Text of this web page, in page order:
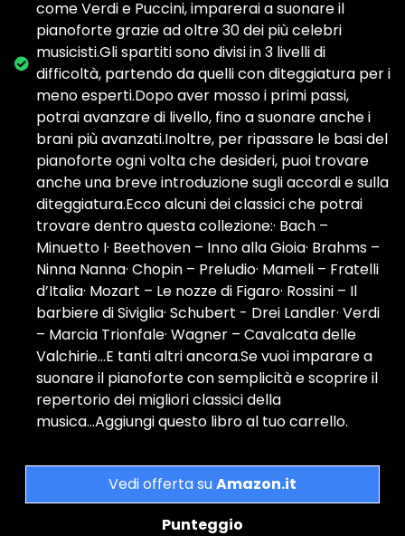
come Verdi e Puccini, imparerai a suonare il
pianoforte grazie ad oltre 30 dei più celebri
musicisti.Gli spartiti sono divisi in 3 livelli di
difficoltà, partendo da quelli con diteggiatura per i
meno esperti.Dopo aver mosso i primi passi,
potrai avanzare di livello, fino a suonare anche i
brani più avanzati.Inoltre, per ripassare le basi del
pianoforte ogni volta che desideri, puoi trovare
anche una breve introduzione sugli accordi e sulla
diteggiatura.Ecco alcuni dei classici che potrai
trovare dentro questa collezione:· Bach –
Minuetto I· Beethoven – Inno alla Gioia· Brahms –
Ninna Nanna· Chopin – Preludio· Mameli – Fratelli
d’Italia· Mozart – Le nozze di Figaro· Rossini – Il
barbiere di Siviglia· Schubert - Drei Landler· Verdi
– Marcia Trionfale· Wagner – Cavalcata delle
Valchirie...E tanti altri ancora.Se vuoi imparare a
suonare il pianoforte con semplicità e scoprire il
repertorio dei migliori classici della
musica...Aggiungi questo libro al tuo carrello.
Vedi offerta suAmazon.it
Punteggio